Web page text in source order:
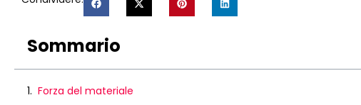
Sommario
Forza del materiale